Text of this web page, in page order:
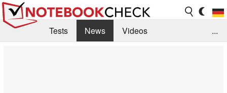
Tests News
Videos
...